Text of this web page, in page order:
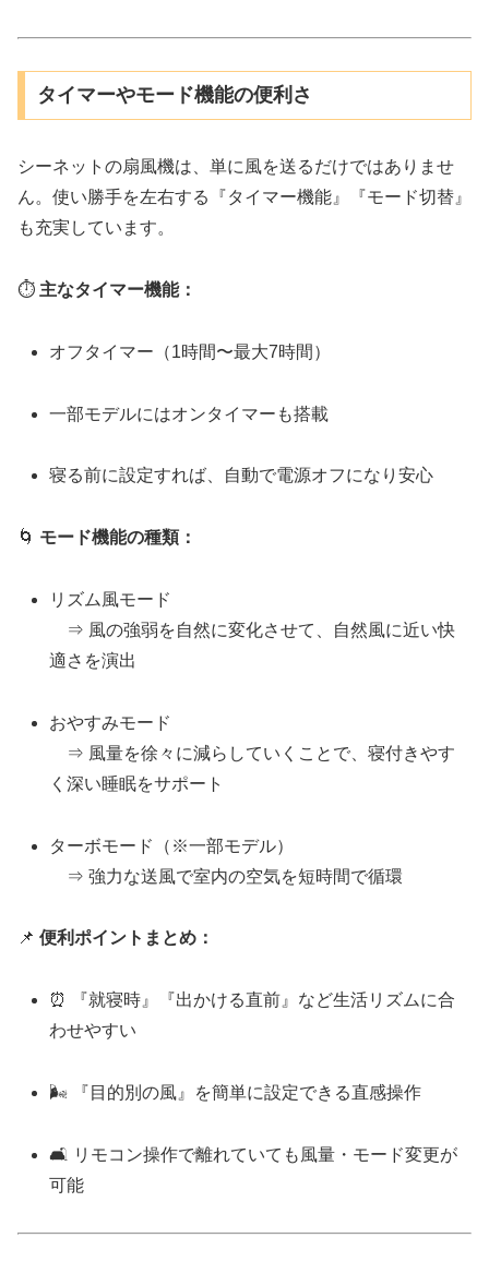
タイマーやモード機能の便利さ
シーネットの扇風機は、単に風を送るだけではありませ
ん。使い勝手を左右する『タイマー機能』『モード切替』
も充実しています。
⏱ 主なタイマー機能：
オフタイマー（1時間〜最大7時間）
一部モデルにはオンタイマーも搭載
寝る前に設定すれば、自動で電源オフになり安心
🌀 モード機能の種類：
リズム風モード
⇒ 風の強弱を自然に変化させて、自然風に近い快
適さを演出
おやすみモード
⇒ 風量を徐々に減らしていくことで、寝付きやす
く深い睡眠をサポート
ターボモード（※一部モデル）
⇒ 強力な送風で室内の空気を短時間で循環
📌 便利ポイントまとめ：
⏰ 『就寝時』『出かける直前』など生活リズムに合
わせやすい
🌬 『目的別の風』を簡単に設定できる直感操作
🛋 リモコン操作で離れていても風量・モード変更が
可能